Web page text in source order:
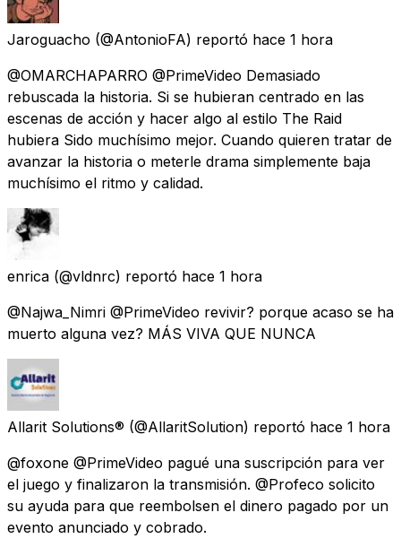
Jaroguacho (@AntonioFA) reportó hace 1 hora
@OMARCHAPARRO @PrimeVideo Demasiado
rebuscada la historia. Si se hubieran centrado en las
escenas de acción y hacer algo al estilo The Raid
hubiera Sido muchísimo mejor. Cuando quieren tratar de
avanzar la historia o meterle drama simplemente baja
muchísimo el ritmo y calidad.
enrica (@vldnrc) reportó hace 1 hora
@Najwa_Nimri @PrimeVideo revivir? porque acaso se ha
muerto alguna vez? MÁS VIVA QUE NUNCA
Allarit Solutions® (@AllaritSolution) reportó hace 1 hora
@foxone @PrimeVideo pagué una suscripción para ver
el juego y finalizaron la transmisión. @Profeco solicito
su ayuda para que reembolsen el dinero pagado por un
evento anunciado y cobrado.